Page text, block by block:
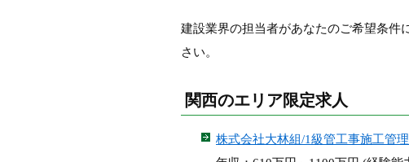
建設業界の担当者があなたのご希望条件
さい。
関西のエリア限定求人
株式会社大林組/1級管工事施工管